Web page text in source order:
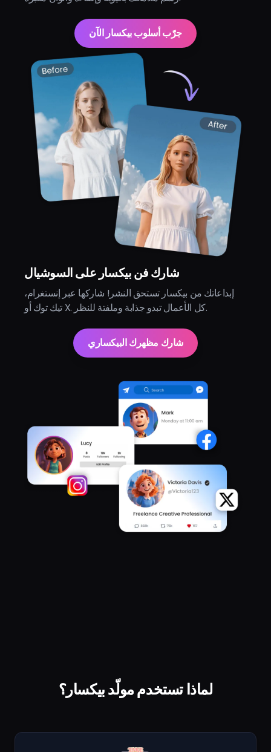
جرّب أسلوب بيكسار الآن
شارك فن بيكسار على السوشيال
إبداعاتك من بيكسار تستحق النشر! شاركها عبر إنستغرام،
تيك توك أو X. كل الأعمال تبدو جذابة وملفتة للنظر.
شارك مظهرك البيكساري
لماذا تستخدم مولّد بيكسار؟